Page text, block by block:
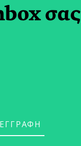
σας